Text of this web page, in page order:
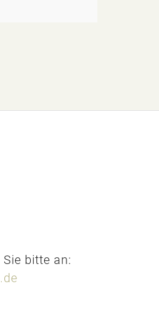
bitte an: